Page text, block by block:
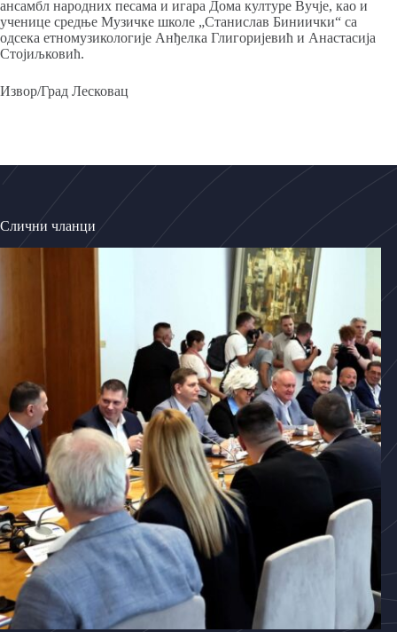
ансамбл народних песама и игара Дома културе Вучје, као и
ученице средње Музичке школе „Станислав Биниички“ са
одсека етномузикологије Анђелка Глигоријевић и Анастасија
Стојиљковић.
Извор/Град Лесковац
Слични чланци